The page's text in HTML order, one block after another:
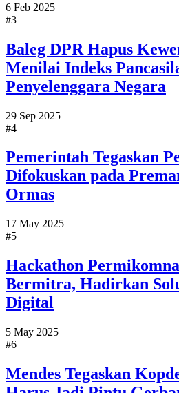
6 Feb 2025
#3
Baleg DPR Hapus
Menilai Indeks
Penyelenggara Negara
29 Sep 2025
#4
Pemerintah Tegaskan
Difokuskan pada
Ormas
17 May 2025
#5
Hackathon
Bermitra, Hadirkan
Digital
5 May 2025
#6
Mendes Tegaskan